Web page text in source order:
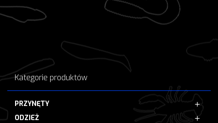
Kategorie produktów
PRZYNĘTY
ODZIEŻ